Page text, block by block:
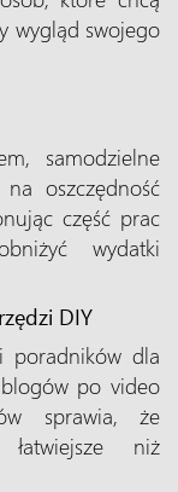
wygląd swojego
samodzielne
oszczędność
część prac
wydatki
DIY
poradników dla
po video
sprawia, że
niż